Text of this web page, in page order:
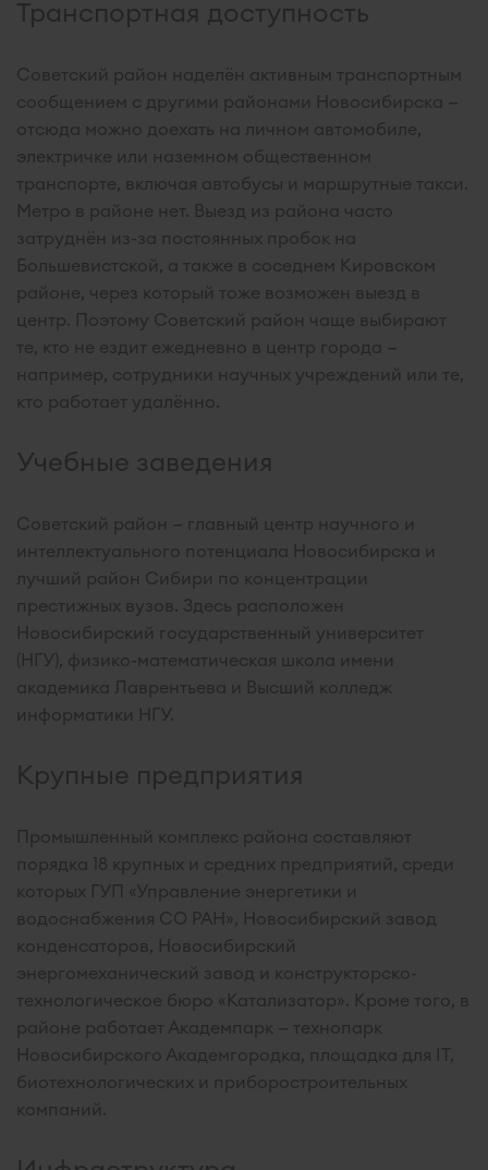
Транспортная доступность
Советский район наделён активным транспортным
сообщением с другими районами Новосибирска —
отсюда можно доехать на личном автомобиле,
электричке или наземном общественном
транспорте, включая автобусы и маршрутные такси.
Метро в районе нет. Выезд из района часто
затруднён из-за постоянных пробок на
Большевистской, а также в соседнем Кировском
районе, через который тоже возможен выезд в
центр. Поэтому Советский район чаще выбирают
те, кто не ездит ежедневно в центр города —
например, сотрудники научных учреждений или те,
кто работает удалённо.
Учебные заведения
Советский район — главный центр научного и
интеллектуального потенциала Новосибирска и
лучший район Сибири по концентрации
престижных вузов. Здесь расположен
Новосибирский государственный университет
(НГУ), физико-математическая школа имени
академика Лаврентьева и Высший колледж
информатики НГУ.
Крупные предприятия
Промышленный комплекс района составляют
порядка 18 крупных и средних предприятий, среди
которых ГУП «Управление энергетики и
водоснабжения СО РАН», Новосибирский завод
конденсаторов, Новосибирский
энергомеханический завод и конструкторско-
технологическое бюро «Катализатор». Кроме того, в
районе работает Академпарк — технопарк
Новосибирского Академгородка, площадка для IT,
биотехнологических и приборостроительных
компаний.